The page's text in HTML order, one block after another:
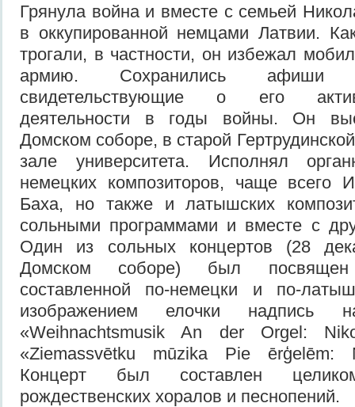
Грянула война и вместе с семьей
в оккупированной немцами Латвии.
трогали, в частности, он избежал
армию. Сохранились афиши
свидетельствующие о его
деятельности в годы войны. Он
Домском соборе, в старой
зале университета. Исполнял
немецких композиторов, чаще всего
Баха, но также и латышских
сольными программами и вместе с
Один из сольных концертов (28
Домском соборе) был
составленной по-немецки и по-
изображением елочки надпись
«Weihnachtsmusik An der Orgel:
«Ziemassvētku mūzika Pie ērģelēm:
Концерт был составлен
рождественских хоралов и песнопений.